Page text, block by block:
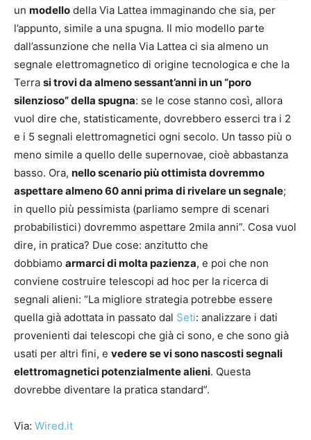
un modello della Via Lattea immaginando che sia, per
l’appunto, simile a una spugna. Il mio modello parte
dall’assunzione che nella Via Lattea ci sia almeno un
segnale elettromagnetico di origine tecnologica e che la
Terra si trovi da almeno sessant’anni in un “poro
silenzioso” della spugna: se le cose stanno così, allora
vuol dire che, statisticamente, dovrebbero esserci tra i 2
e i 5 segnali elettromagnetici ogni secolo. Un tasso più o
meno simile a quello delle supernovae, cioè abbastanza
basso. Ora, nello scenario più ottimista dovremmo
aspettare almeno 60 anni prima di rivelare un segnale;
in quello più pessimista (parliamo sempre di scenari
probabilistici) dovremmo aspettare 2mila anni”. Cosa vuol
dire, in pratica? Due cose: anzitutto che
dobbiamo armarci di molta pazienza, e poi che non
conviene costruire telescopi ad hoc per la ricerca di
segnali alieni: “La migliore strategia potrebbe essere
quella già adottata in passato dal Seti: analizzare i dati
provenienti dai telescopi che già ci sono, e che sono già
usati per altri fini, e vedere se vi sono nascosti segnali
elettromagnetici potenzialmente alieni. Questa
dovrebbe diventare la pratica standard”.
Via: Wired.it